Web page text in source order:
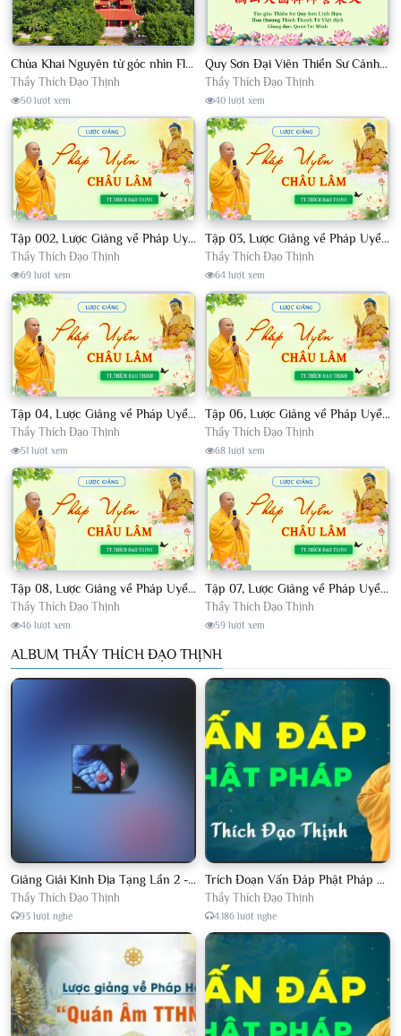
Chùa Khai Nguyên từ góc nhìn Flycam
Thầy Thích Đạo Thịnh
50 lượt xem
Quy Sơn Đại Viên Thiền Sư Cảnh Sách Văn - HT Thích Thanh Từ Việt dịch
Thầy Thích Đạo Thịnh
40 lượt xem
Tập 002, Lược Giảng về Pháp Uyển Châu Lâm, Chủ giảng TT. Thích Đạo Thịnh
Thầy Thích Đạo Thịnh
69 lượt xem
Tập 03, Lược Giảng về Pháp Uyển Châu Lâm, Chủ giảng TT Thích Đạo Thịnh
Thầy Thích Đạo Thịnh
64 lượt xem
Tập 04, Lược Giảng về Pháp Uyển Châu Lâm, Chủ giảng TT. Thích Đạo Thịnh
Thầy Thích Đạo Thịnh
51 lượt xem
Tập 06, Lược Giảng về Pháp Uyển Châu Lâm, Chủ giảng TT. Thích Đạo Thịnh
Thầy Thích Đạo Thịnh
68 lượt xem
Tập 08, Lược Giảng về Pháp Uyển Châu Lâm, Chủ giảng TT. Thích Đạo Thịnh.
Thầy Thích Đạo Thịnh
46 lượt xem
Tập 07, Lược Giảng về Pháp Uyển Châu Lâm, Chủ giảng TT Thích Đạo Thịnh
Thầy Thích Đạo Thịnh
59 lượt xem
ALBUM THẦY THÍCH ĐẠO THỊNH
Giảng Giải Kinh Địa Tạng Lần 2 - Thầy Thích Đạo Thịnh - Diệu Pháp Khai Tâm
Thầy Thích Đạo Thịnh
93 lượt nghe
Trích Đoạn Vấn Đáp Phật Pháp 2022
Thầy Thích Đạo Thịnh
4.186 lượt nghe